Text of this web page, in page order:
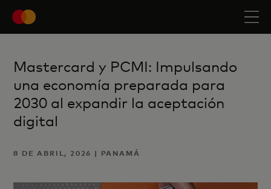
Mastercard y PCMI: Impulsando
una economía preparada para
2030 al expandir la aceptación
digital
8 DE ABRIL, 2026 | PANAMÁ